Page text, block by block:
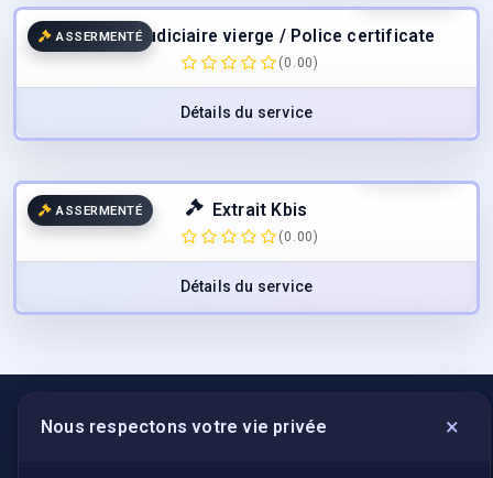
ASSERMENTÉ
Casier judiciaire vierge / Police certificate
(0.00)
Détails du service
ASSERMENTÉ Extrait Kbis
(0.00)
Détails du service
Nous respectons votre vie privée ×
LIENS UTILES